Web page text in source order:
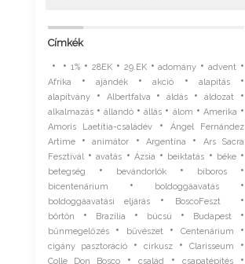
Címkék
• •1% • 28EK• 29.EK•adomány •advent •
Afrika •ajándék •akció • alapítás•
alapítvány• Albertfalva •áldás •áldozat •
alkalmazás•állandó •állás • álom • Amerika •
Amoris Laetitia-családév•
Ángel Fernández
Artime•animátor •Argentína •
Ars Sacra
Fesztivál•avatás • Ázsia • beiktatás • béke•
betegség • bevándorlók• bíboros•
bicentenárium • boldoggáavatás•
boldoggáavatási eljárás • BoscoFeszt •
börtön • Brazília • búcsú • Budapest •
bűnmegelőzés• bűvészet• Centenárium •
cigány pasztoráció• cirkusz• Clarisseum •
Colle Don Bosco• család • csapatépítés •